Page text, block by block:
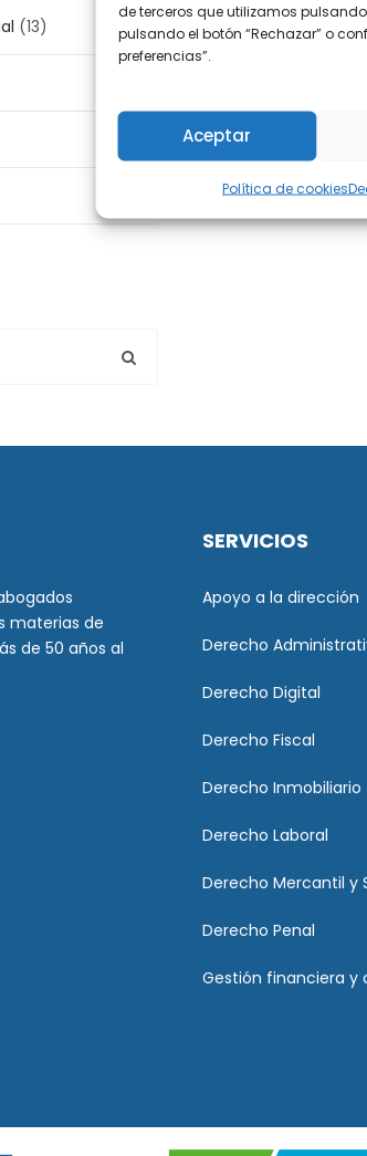
de terceros que utilizamos
pulsando el botón “Rechazar” o
preferencias”.
Aceptar
Política de cookies
(13)
materias de
de 50 años al
SERVICIOS
Apoyo a la dirección
Derecho
Derecho Digital
Derecho Fiscal
Derecho Inmobiliario
Derecho Laboral
Derecho Mercantil y
Derecho Penal
Gestión financiera y